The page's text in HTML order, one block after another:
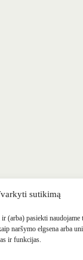
sutikimą
pasiekti
naršymo elgsena arba
ir funkcijas.